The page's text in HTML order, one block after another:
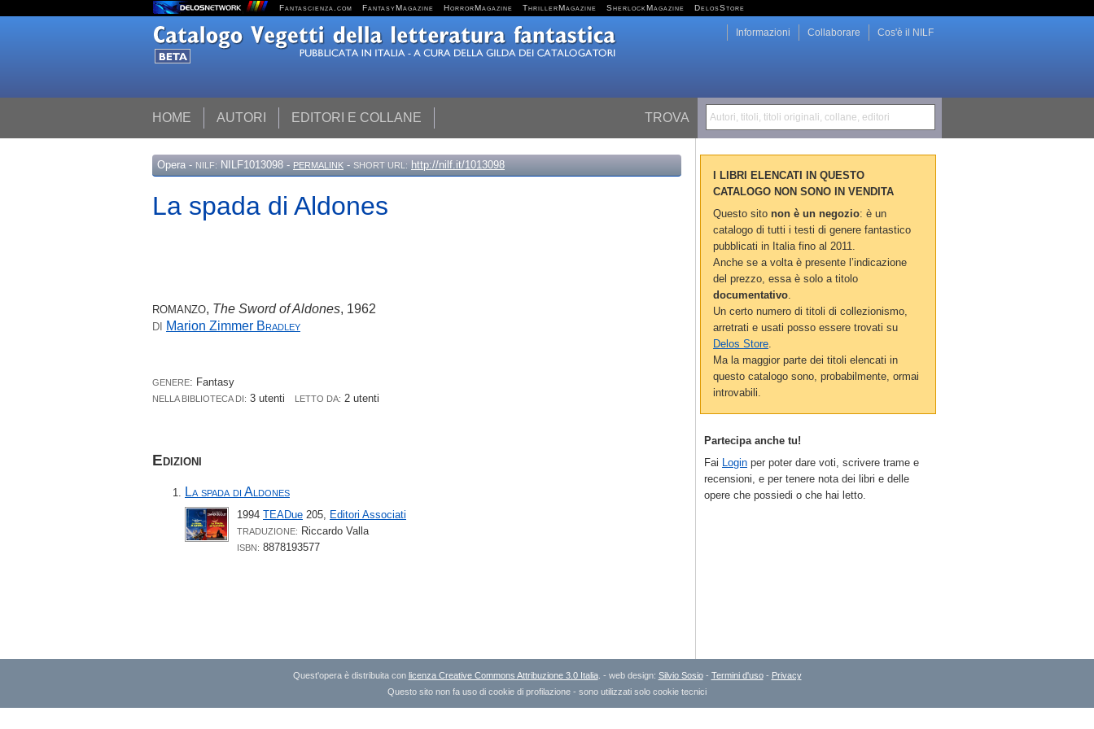
Fantascienza.com FantasyMagazine HorrorMagazine ThrillerMagazine SherlockMagazine DelosStore
TROVA Autori, titoli, titoli originali, collane, editori
HOME AUTORI EDITORI E COLLANE
Cos'è il NILF
Collaborare
Informazioni
Opera - NILF: NILF1013098 - PERMALINK - SHORT URL: http://nilf.it/1013098
La spada di Aldones
ROMANZO, The Sword of Aldones, 1962
DI Marion Zimmer Bradley
GENERE: Fantasy
NELLA BIBLIOTECA DI: 3 utenti LETTO DA: 2 utenti
Edizioni
La spada di Aldones
1994 TEADue 205, Editori Associati
TRADUZIONE: Riccardo Valla
ISBN: 8878193577
I LIBRI ELENCATI IN QUESTO
CATALOGO NON SONO IN VENDITA
Questo sito non è un negozio: è un
catalogo di tutti i testi di genere fantastico
pubblicati in Italia fino al 2011.
Anche se a volta è presente l’indicazione
del prezzo, essa è solo a titolo
documentativo
Un certo numero di titoli di collezionismo,
arretrati e usati posso essere trovati su
Delos Store
Ma la maggior parte dei titoli elencati in
questo catalogo sono, probabilmente, ormai
introvabili.
Partecipa anche tu!
Fai Login per poter dare voti, scrivere trame e
recensioni, e per tenere nota dei libri e delle
opere che possiedi o che hai letto.
Quest'opera è distribuita con licenza Creative Commons Attribuzione 3.0 Italia. - web design: Silvio Sosio- Termini d'uso- Privacy
Questo sito non fa uso di cookie di profilazione - sono utilizzati solo cookie tecnici